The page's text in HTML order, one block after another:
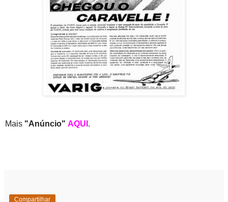
Mais "Anúncio" AQUI .
Compartilhar